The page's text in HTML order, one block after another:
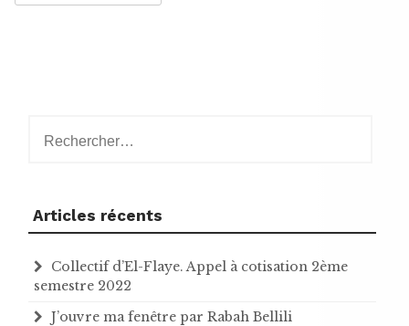
Articles récents
Collectif d’El-Flaye. Appel à cotisation 2ème
semestre 2022
J’ouvre ma fenêtre par Rabah Bellili